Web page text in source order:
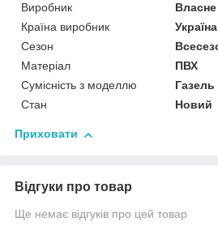
Виробник
Країна виробник
Україна
Сезон
Матеріал
ПВХ
Сумісність з моделлю
Газель
Стан
Новий
Приховати
Відгуки про товар
Ще немає відгуків про цей товар